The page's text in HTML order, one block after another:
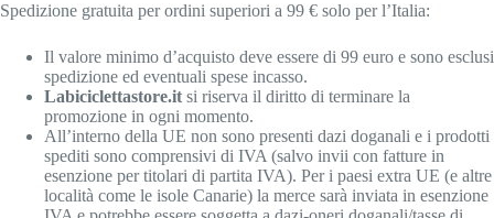
Spedizione gratuita per ordini superiori a 99 € solo per l’Italia:
Il valore minimo d’acquisto deve essere di 99 euro e sono esclusi
spedizione ed eventuali spese incasso.
Labiciclettastore.it si riserva il diritto di terminare la
promozione in ogni momento.
All’interno della UE non sono presenti dazi doganali e i prodotti
spediti sono comprensivi di IVA (salvo invii con fatture in
esenzione per titolari di partita IVA). Per i paesi extra UE (e altre
località come le isole Canarie) la merce sarà inviata in esenzione